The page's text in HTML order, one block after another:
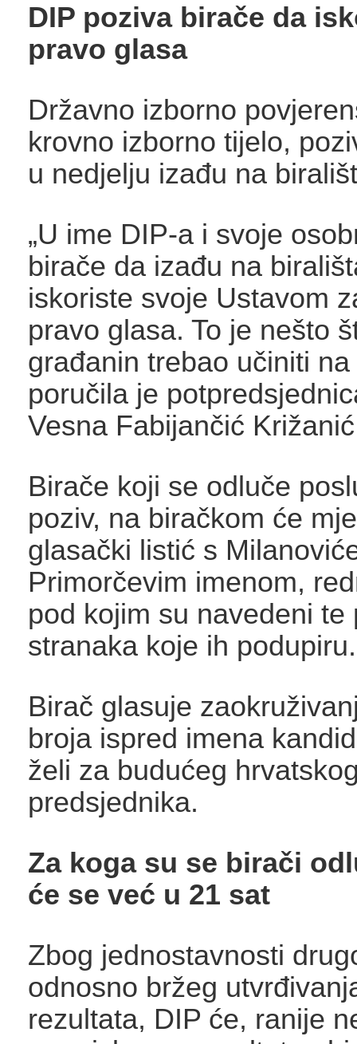
DIP poziva birače da
pravo glasa
Državno izborno
krovno izborno tijelo,
u nedjelju izađu na
„U ime DIP-a i svoje
birače da izađu na
iskoriste svoje Ustavom
pravo glasa. To je nešto
građanin trebao učiniti na
poručila je
Vesna Fabijančić
Birače koji se odluče
poziv, na biračkom će
glasački listić s
Primorčevim imenom,
pod kojim su navedeni te
stranaka koje ih podupiru.
Birač glasuje
broja ispred imena
želi za budućeg
predsjednika.
Za koga su se birači
će se već u 21 sat
Zbog jednostavnosti
odnosno bržeg
rezultata, DIP će, ranije